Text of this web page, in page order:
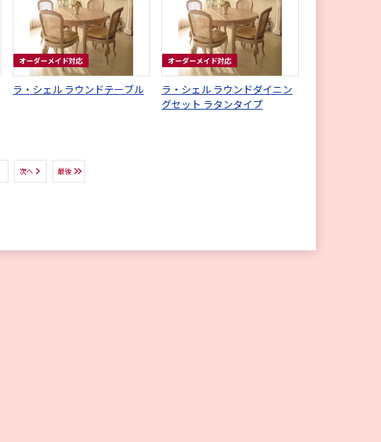
オーダーメイド対応
ラ・シェル ラウンドテーブル
オーダーメイド対応
ラ・シェル ラウンドダイニン
グセット ラタンタイプ
次へ 最後